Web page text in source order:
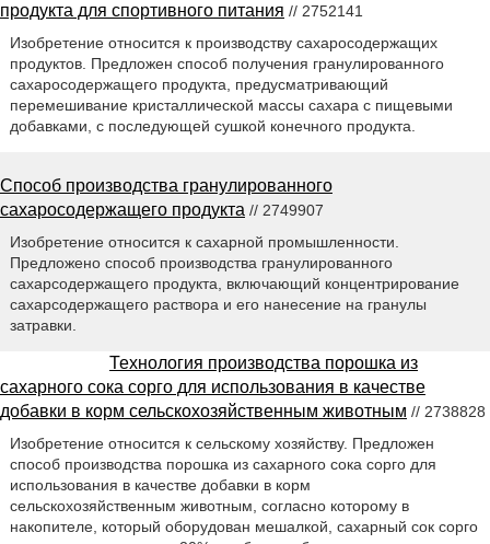
продукта для спортивного питания // 2752141
Изобретение относится к производству сахаросодержащих
продуктов. Предложен способ получения гранулированного
сахаросодержащего продукта, предусматривающий
перемешивание кристаллической массы сахара с пищевыми
добавками, с последующей сушкой конечного продукта.
Способ производства гранулированного
сахаросодержащего продукта // 2749907
Изобретение относится к сахарной промышленности.
Предложено способ производства гранулированного
сахарсодержащего продукта, включающий концентрирование
сахарсодержащего раствора и его нанесение на гранулы
затравки.
Технология производства порошка из
сахарного сока сорго для использования в качестве
добавки в корм сельскохозяйственным животным // 2738828
Изобретение относится к сельскому хозяйству. Предложен
способ производства порошка из сахарного сока сорго для
использования в качестве добавки в корм
сельскохозяйственным животным, согласно которому в
накопителе, который оборудован мешалкой, сахарный сок сорго